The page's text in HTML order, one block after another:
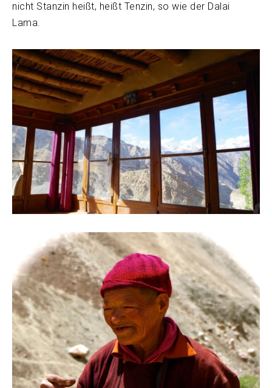
nicht Stanzin heißt, heißt Tenzin, so wie der Dalai
Lama.